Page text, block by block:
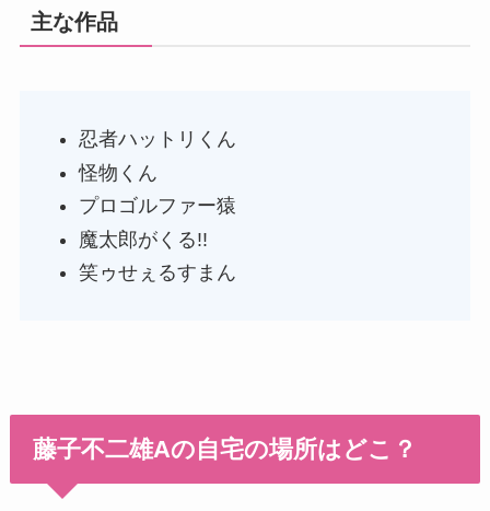
主な作品
忍者ハットリくん
怪物くん
プロゴルファー猿
魔太郎がくる!!
笑ゥせぇるすまん
藤子不二雄Aの自宅の場所はどこ？